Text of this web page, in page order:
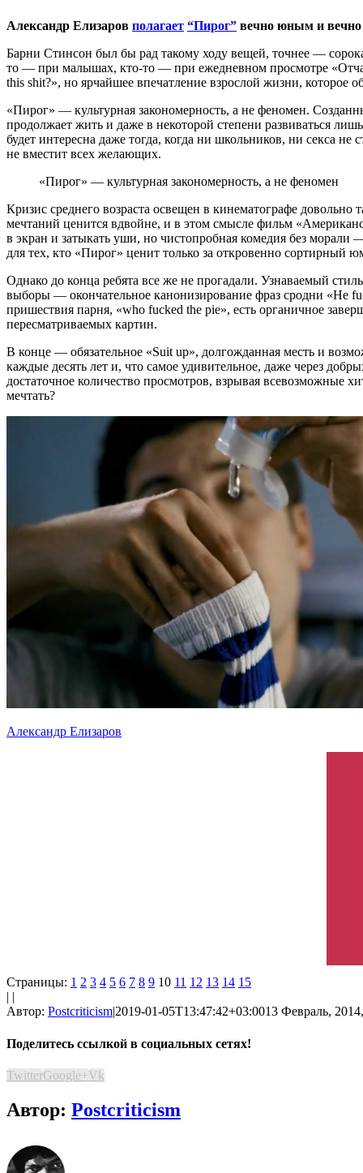
Александр Елизаров полагает “Пирог” вечно юным и
Барни Стинсон был бы рад такому ходу вещей, точнее —
то — при малышах, кто-то — при ежедневном просмотре
this shit?», но ярчайшее впечатление взрослой жизни, которое
«Пирог» — культурная закономерность, а не феномен.
продолжает жить и даже в некоторой степени развиваться
будет интересна даже тогда, когда ни школьников, ни секса
не вместит всех желающих.
«Пирог» — культурная закономерность, а не феномен
Кризис среднего возраста освещен в кинематографе
мечтаний ценится вдвойне, и в этом смысле фильм
в экран и затыкать уши, но чистопробная комедия без
для тех, кто «Пирог» ценит только за откровенно сортирный
Однако до конца ребята все же не прогадали. Узнаваемый
выборы — окончательное канонизирование фраз сродни «He
пришествия парня, «who fucked the pie», есть органичное
пересматриваемых картин.
В конце — обязательное «Suit up», долгожданная месть и
каждые десять лет и, что самое удивительное, даже через
достаточное количество просмотров, взрывая всевозможные
мечтать?
Александр Елизаров
Страницы: 1 2 3 4 5 6 7 8 9 10 11 12 13 14 15
| |
Автор: Postcriticism|2019-01-05T13:47:42+03:0013 Февраль,
Поделитесь ссылкой в социальных сетях!
TwitterGoogle+Vk
Автор: Postcriticism